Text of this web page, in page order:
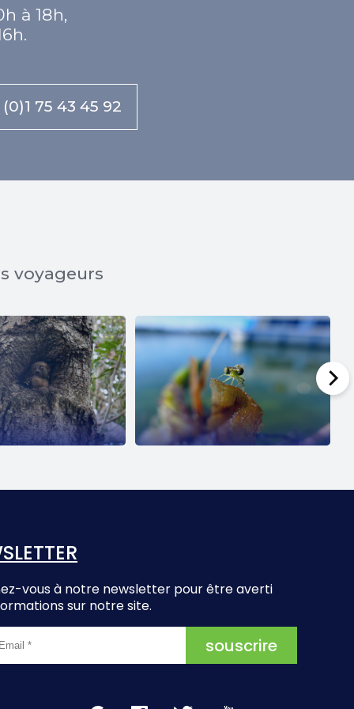
à 18h,
(0)1 75 43 45 92
voyageurs
vous à notre newsletter pour être averti
sur notre site.